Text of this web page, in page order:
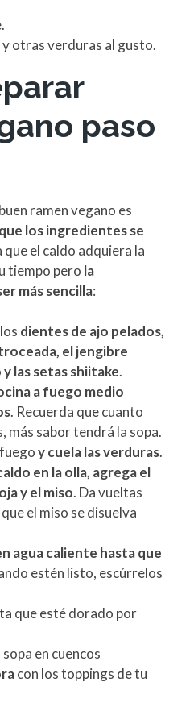
y otras verduras al gusto.
paso
ramen vegano es
los ingredientes se
que el caldo adquiera la
tiempo pero la
más sencilla:
dientes de ajo pelados,
el jengibre
las setas shiitake.
a fuego medio
. Recuerda que cuanto
más sabor tendrá la sopa.
y cuela las verduras.
en la olla, agrega el
y el miso. Da vueltas
el miso se disuelva
agua caliente hasta que
estén listo, escúrrelos
que esté dorado por
en cuencos
con los toppings de tu